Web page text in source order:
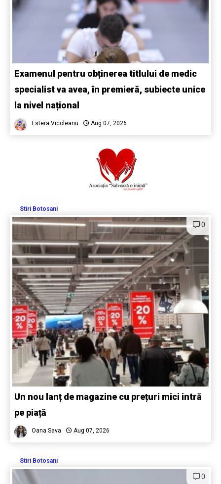
Examenul pentru obținerea titlului de medic
specialist va avea, în premieră, subiecte unice
la nivel național
Estera Vicoleanu Aug 07, 2026
Stiri Botosani
0
Un nou lanț de magazine cu prețuri mici intră
pe piață
Oana Sava Aug 07, 2026
Stiri Botosani
0